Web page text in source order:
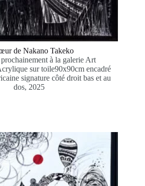
de Nakano Takeko
à la galerie Art
sur toile90x90cm encadré
signature côté droit bas et au
dos, 2025